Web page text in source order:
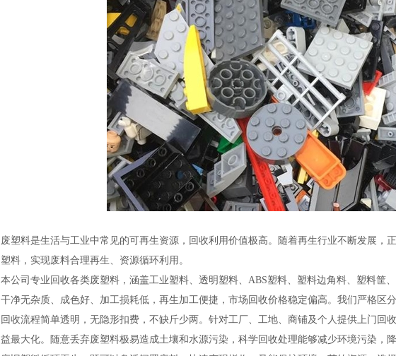
废塑料是生活与工业中常见的可再生资源，回收利用价值极高。随着再生行业不断发展，
塑料，实现废料合理再生、资源循环利用。
本公司专业回收各类废塑料，涵盖工业塑料、透明塑料、ABS塑料、塑料边角料、塑料筐
干净无杂质、成色好、加工损耗低，再生加工便捷，市场回收价格稳定偏高。我们严格区
回收流程简单透明，无隐形扣费，不缺斤少两。针对工厂、工地、商铺及个人提供上门回
益最大化。随意丢弃废塑料极易造成土壤和水源污染，科学回收处理能够减少环境污染，